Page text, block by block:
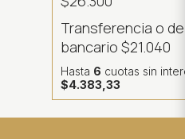
Transferencia o
bancario$21.040
Hasta 6 cuotas sin
$4.383,33